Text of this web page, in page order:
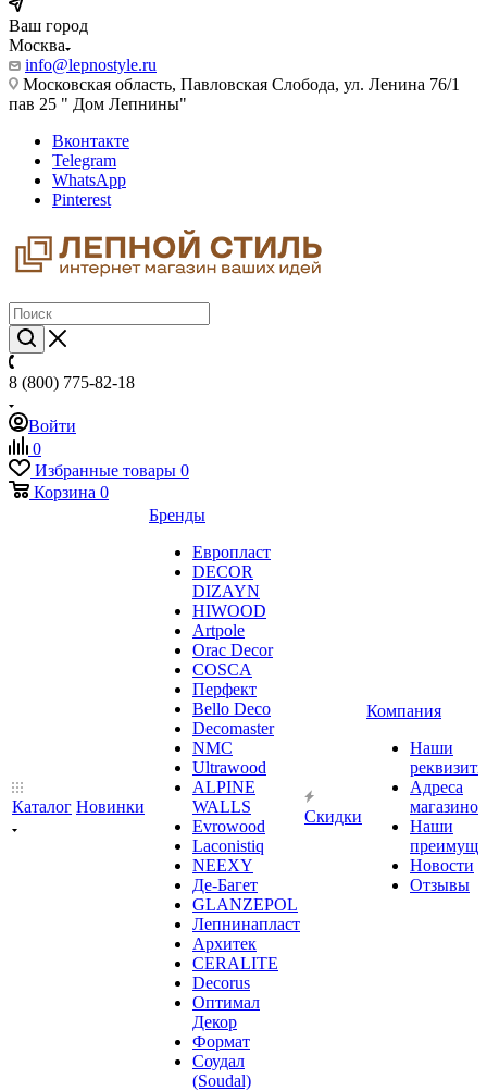
Ваш город
Москва
info@lepnostyle.ru
Московская область, Павловская Слобода, ул. Ленина 76/1
пав 25 " Дом Лепнины"
Вконтакте
Telegram
WhatsApp
Pinterest
8 (800) 775-82-18
Войти
0
Избранные товары 0
Корзина 0
Каталог Новинки
Бренды
Европласт
DECOR
DIZAYN
HIWOOD
Artpole
Orac Decor
COSCA
Перфект
Bello Deco
Decomaster
NMС
Ultrawood
ALPINE
WALLS
Evrowood
Laconistiq
NEEXY
Де-Багет
GLANZEPOL
Лепнинапласт
Архитек
CERALITE
Decorus
Оптимал
Декор
Формат
Соудал
(Soudal)
Скидки
Компания
Наши
Адреса
магазинов
Наши
Новости
Отзывы